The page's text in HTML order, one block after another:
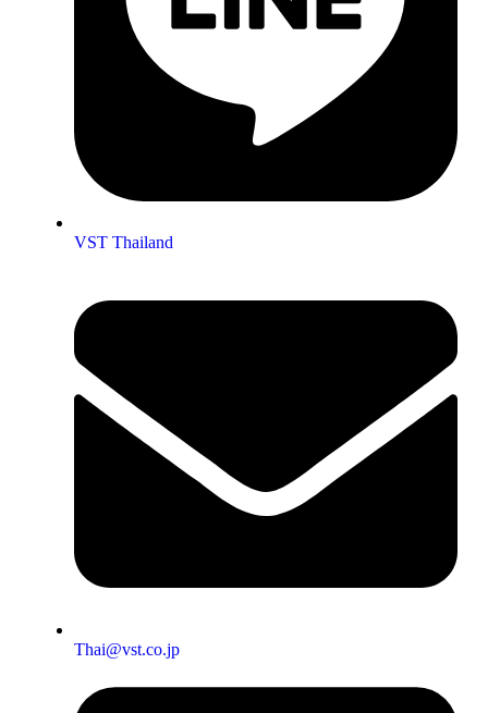
VST Thailand
Thai@vst.co.jp